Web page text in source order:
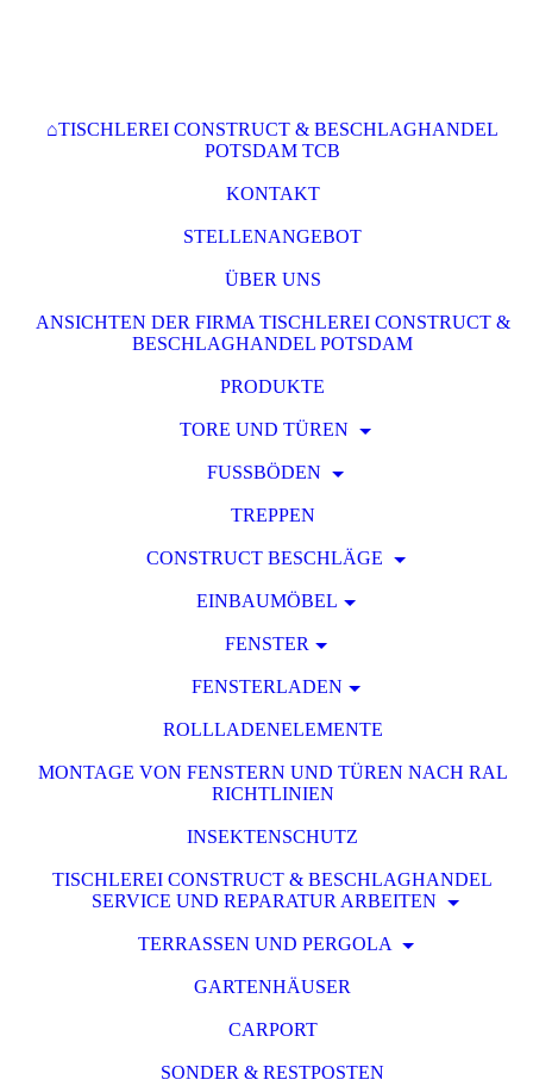
⌂TISCHLEREI CONSTRUCT & BESCHLAGHANDEL
POTSDAM TCB
KONTAKT
STELLENANGEBOT
ÜBER UNS
ANSICHTEN DER FIRMA TISCHLEREI CONSTRUCT &
BESCHLAGHANDEL POTSDAM
PRODUKTE
TORE UND TÜREN
FUSSBÖDEN
TREPPEN
CONSTRUCT BESCHLÄGE
EINBAUMÖBEL
FENSTER
FENSTERLADEN
ROLLLADENELEMENTE
MONTAGE VON FENSTERN UND TÜREN NACH RAL
RICHTLINIEN
INSEKTENSCHUTZ
TISCHLEREI CONSTRUCT & BESCHLAGHANDEL
SERVICE UND REPARATUR ARBEITEN
TERRASSEN UND PERGOLA
GARTENHÄUSER
CARPORT
SONDER & RESTPOSTEN